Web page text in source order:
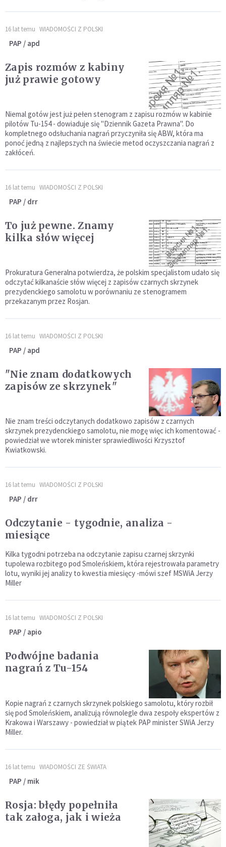
16 lat temu WIADOMOŚCI Z POLSKI
PAP / apd
Zapis rozmów z kabiny
już prawie gotowy
Niemal gotów jest już pełen stenogram z zapisu rozmów w kabinie
pilotów Tu-154 - dowiaduje się "Dziennik Gazeta Prawna". Do
kompletnego odsłuchania nagrań przyczyniła się ABW, która ma
ponoć jedną z najlepszych na świecie metod oczyszczania nagrań z
zakłóceń.
16 lat temu WIADOMOŚCI Z POLSKI
PAP / drr
To już pewne. Znamy
kilka słów więcej
Prokuratura Generalna potwierdza, że polskim specjalistom udało się
odczytać kilkanaście słów więcej z zapisów czarnych skrzynek
prezydenckiego samolotu w porównaniu ze stenogramem
przekazanym przez Rosjan.
16 lat temu WIADOMOŚCI Z POLSKI
PAP / apd
"Nie znam dodatkowych
zapisów ze skrzynek"
Nie znam treści odczytanych dodatkowo zapisów z czarnych
skrzynek prezydenckiego samolotu, nie mogę więc ich komentować -
powiedział we wtorek minister sprawiedliwości Krzysztof
Kwiatkowski.
16 lat temu WIADOMOŚCI Z POLSKI
PAP / drr
Odczytanie - tygodnie, analiza -
miesiące
Kilka tygodni potrzeba na odczytanie zapisu czarnej skrzynki
tupolewa rozbitego pod Smoleńskiem, która rejestrowała parametry
lotu, wyniki jej analizy to kwestia miesięcy -mówi szef MSWiA Jerzy
Miller
16 lat temu WIADOMOŚCI Z POLSKI
PAP / apio
Podwójne badania
nagrań z Tu-154
Kopie nagrań z czarnych skrzynek polskiego samolotu, który rozbił
się pod Smoleńskiem, analizują równolegle dwa zespoły ekspertów z
Krakowa i Warszawy - powiedział w piątek PAP minister SWiA Jerzy
Miller.
16 lat temu WIADOMOŚCI ZE ŚWIATA
PAP / mik
Rosja: błędy popełniła
tak załoga, jak i wieża